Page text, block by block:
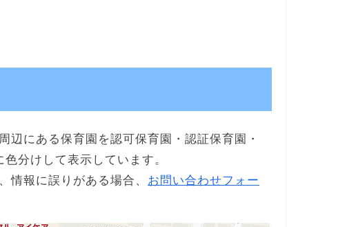
辺にある保育園を認可保育園・認証保育園・
分けして表示しています。
情報に誤りがある場合、 お問い合わせフォー